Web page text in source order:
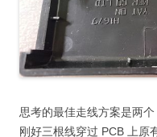
思考的最佳走线方案是两
刚好三根线穿过 PCB 上原